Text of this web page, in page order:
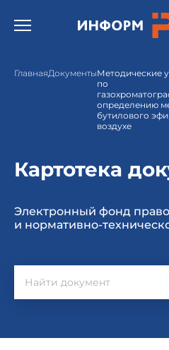
Открыть бургер меню.
ГлавнаяДокументыМетодические
по
определению
бутилового
воздухе
Картотека
Электронный фонд
и нормативно-